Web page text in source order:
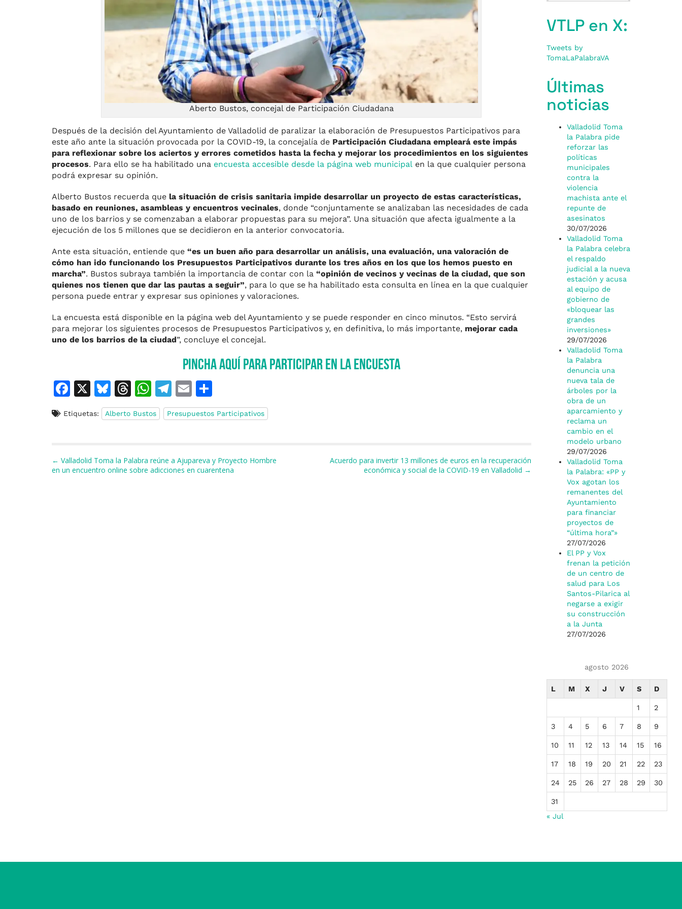
Aberto Bustos, concejal de Participación Ciudadana
Después de la decisión del Ayuntamiento de Valladolid de paralizar la elaboración de Presupuestos Participativos para
este año ante la situación provocada por la COVID-19, la concejalía de Participación Ciudadana empleará este impás
para reflexionar sobre los aciertos y errores cometidos hasta la fecha y mejorar los procedimientos en los siguientes
procesos. Para ello se ha habilitado una encuesta accesible desde la página web municipal en la que cualquier persona
podrá expresar su opinión.
Alberto Bustos recuerda que la situación de crisis sanitaria impide desarrollar un proyecto de estas características,
basado en reuniones, asambleas y encuentros vecinales, donde “conjuntamente se analizaban las necesidades de cada
uno de los barrios y se comenzaban a elaborar propuestas para su mejora”. Una situación que afecta igualmente a la
ejecución de los 5 millones que se decidieron en la anterior convocatoria.
Ante esta situación, entiende que “es un buen año para desarrollar un análisis, una evaluación, una valoración de
cómo han ido funcionando los Presupuestos Participativos durante los tres años en los que los hemos puesto en
marcha”. Bustos subraya también la importancia de contar con la “opinión de vecinos y vecinas de la ciudad, que son
quienes nos tienen que dar las pautas a seguir”, para lo que se ha habilitado esta consulta en línea en la que cualquier
persona puede entrar y expresar sus opiniones y valoraciones.
La encuesta está disponible en la página web del Ayuntamiento y se puede responder en cinco minutos. “Esto servirá
para mejorar los siguientes procesos de Presupuestos Participativos y, en definitiva, lo más importante, mejorar cada
uno de los barrios de la ciudad”, concluye el concejal.
Pincha aquí para participar en la encuesta
F
c
b
o
X
Bl
u
e
k
y
T
h
re
d
s
W
h
at
A
p
T
el
e
a
m
E
m
ai
o
m
ar
ti
Etiquetas: Alberto Bustos Presupuestos Participativos
Navegación de entradas
← Valladolid Toma la Palabra reúne a Ajupareva y Proyecto Hombre
en un encuentro online sobre adicciones en cuarentena
Acuerdo para invertir 13 millones de euros en la recuperación
económica y social de la COVID-19 en Valladolid →
VTLP en X:
Tweets by
TomaLaPalabraVA
Últimas
noticias
Valladolid Toma
la Palabra pide
reforzar las
políticas
municipales
contra la
violencia
machista ante el
repunte de
asesinatos
30/07/2026
Valladolid Toma
la Palabra celebra
el respaldo
judicial a la nueva
estación y acusa
al equipo de
gobierno de
«bloquear las
grandes
inversiones»
29/07/2026
Valladolid Toma
la Palabra
denuncia una
nueva tala de
árboles por la
obra de un
aparcamiento y
reclama un
cambio en el
modelo urbano
29/07/2026
Valladolid Toma
la Palabra: «PP y
Vox agotan los
remanentes del
Ayuntamiento
para financiar
proyectos de
“última hora”»
27/07/2026
El PP y Vox
frenan la petición
de un centro de
salud para Los
Santos-Pilarica al
negarse a exigir
su construcción
a la Junta
27/07/2026
agosto 2026
L M X J V S D
1 2
3 4 5 6 7 8 9
10 11 12 13 14 15 16
17 18 19 20 21 22 23
24 25 26 27 28 29 30
31
« Jul